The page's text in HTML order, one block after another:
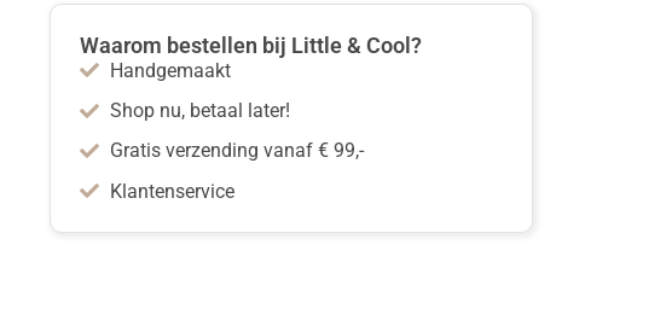
Waarom bestellen bij Little & Cool?
Handgemaakt
Shop nu, betaal later!
Gratis verzending vanaf € 99,-
Klantenservice